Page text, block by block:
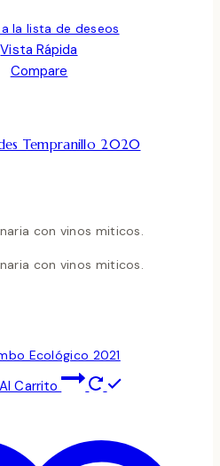
la lista de deseos
Vista Rápida
Compare
Tempranillo 2020
con vinos miticos.
con vinos miticos.
Carrito